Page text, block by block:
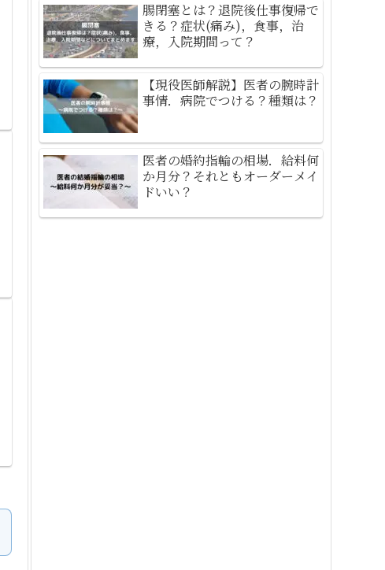
腸閉塞とは？退院後仕事復帰で
きる？症状(痛み)，食事，治
療，入院期間って？
【現役医師解説】医者の腕時計
事情．病院でつける？種類は？
医者の婚約指輪の相場．給料何
か月分？それともオーダーメイ
ドいい？